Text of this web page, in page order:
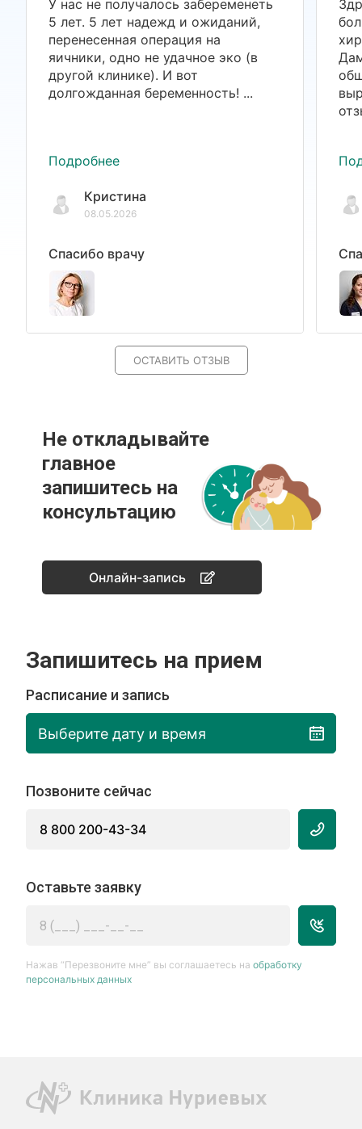
У нас не получалось забеременеть
5 лет. 5 лет надежд и ожиданий,
перенесенная операция на
яичники, одно не удачное эко (в
другой клинике). И вот
долгожданная беременность! ...
Подробнее
Кристина
08.05.2026
Спасибо врачу
ОСТАВИТЬ ОТЗЫВ
Не откладывайте
главное
запишитесь на
консультацию
Онлайн-запись
Запишитесь на прием
Расписание и запись
Выберите дату и время
Позвоните сейчас
8 800 200-43-34
Оставьте заявку
Нажав “Перезвоните мне” вы соглашаетесь наобработку
персональных данных